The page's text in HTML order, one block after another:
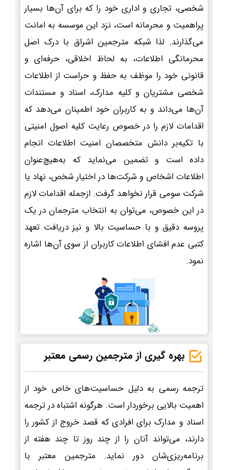
شخصی، تجاری و اداری خود را که برای آن‌ها بسیار
پراهمیت و محرمانه است، نزد این موسسه به امانت
می‌گذارند. لذا شبکه مترجمین اشراق با درک اصل
محرمانگی اطلاعات، به لحاظ اخلاقی، حرفه‌ای و
قانونی خود را موظف به حفظ و حراست از اطلاعات
شخصی مشتریان و کلیه مدارک، اسناد و مستندات
آن‌ها می‌داند و به کاربران خود اطمینان می‌دهد که
اقدامات لازم را در خصوص رعایت کلیه اصول امنیتی
با تکیه‌بر دانش متخصصان امنیت اطلاعات انجام
داده است و تضمین می‌نماید که به‌هیچ‌عنوان
اطلاعات اشخاص و شرکت‌ها در اختیار شخص، نهاد یا
شرکت سومی قرار نخواهد گرفت. ازجمله اقدامات لازم
در این خصوص، می‌توان به انتخاب مترجمان در یک
پروسه دقیق و با حساسیت بالا و نیز دریافت تعهد
کتبی عدم افشای اطلاعات کاربران از سوی آن‌ها اشاره
نمود.
بهره گیری از مترجمین رسمی معتبر
ترجمه رسمی به دلیل حساسیت‌های خاص خود از
اهمیت بالایی برخوردار است. هرگونه اشتباه در ترجمه
اسناد و مدارک برای افرادی که قصد خروج از کشور را
دارند، می‌تواند آنان را از چند روز تا چند هفته از
برنامه‌ریزی‌شان دور نماید. مترجمین معتبر با